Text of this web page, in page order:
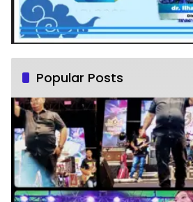
Popular Posts